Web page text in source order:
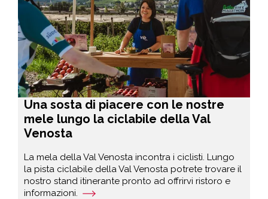
Una sosta di piacere con le nostre
mele lungo la ciclabile della Val
Venosta
La mela della Val Venosta incontra i ciclisti. Lungo
la pista ciclabile della Val Venosta potrete trovare il
nostro stand itinerante pronto ad offrirvi ristoro e
informazioni.